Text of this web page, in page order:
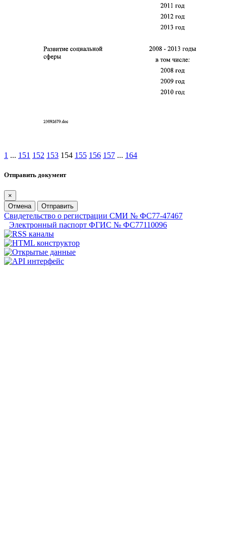
1 ... 151 152 153 154 155 156 157 ... 164
Отправить документ
×
Отмена
Отправить
Свидетельство о регистрации СМИ № ФС77-47467
Электронный паспорт ФГИС № ФС77110096